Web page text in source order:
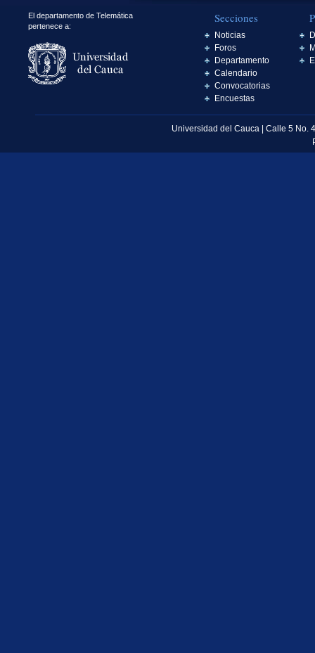
El departamento de Telemática
pertenece a:
Secciones
Noticias
Foros
Departamento
Calendario
Convocatorias
Encuestas
Universidad del Cauca | Calle 5 No.